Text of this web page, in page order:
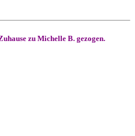
zu Michelle B. gezogen.